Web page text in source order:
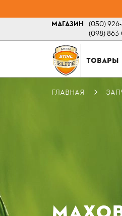
МАГАЗИН (050)
(098)
ТОВАРЫ
ГЛАВНАЯ